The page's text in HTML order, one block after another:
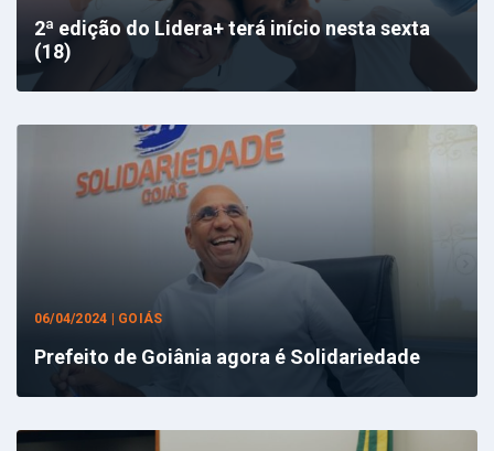
2ª edição do Lidera+ terá início nesta sexta
(18)
06/04/2024 | GOIÁS
Prefeito de Goiânia agora é Solidariedade